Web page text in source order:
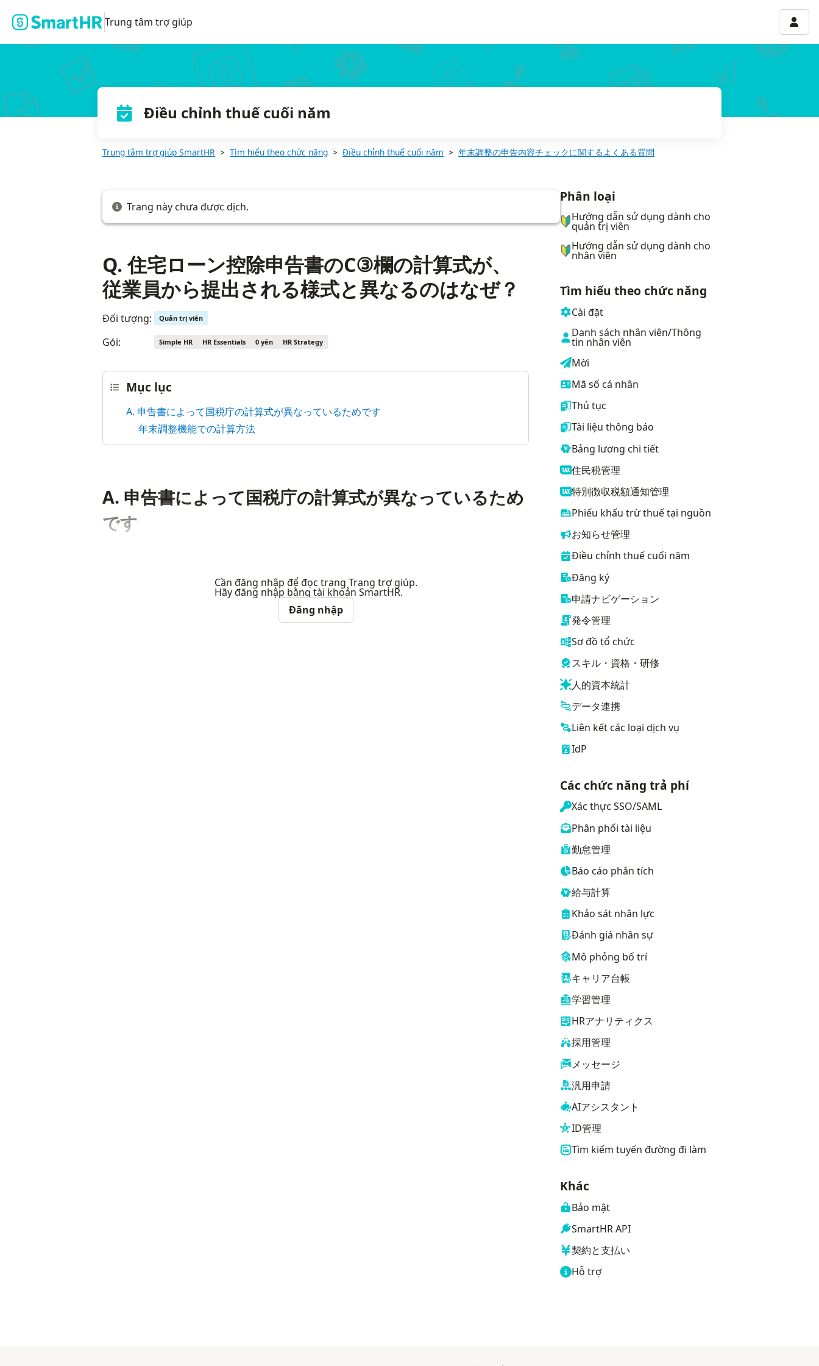
Trung tâm trợ giúp
Điều chỉnh thuế cuối năm
Trung tâm trợ giúp SmartHR Tìm hiểu theo chức năng Điều chỉnh thuế cuối năm 年末調整の申告内容チェックに関するよくある質問
Trang này chưa được dịch.
Q. 住宅ローン控除申告書のC③欄の計算式が、
従業員から提出される様式と異なるのはなぜ？
Đối tượng: Quản trị viên
Gói: Simple HR HR Essentials 0 yên HR Strategy
Mục lục
A. 申告書によって国税庁の計算式が異なっているためです
年末調整機能での計算方法
A. 申告書によって国税庁の計算式が異なっているため
です
Cần đăng nhập để đọc trang Trang trợ giúp.
Hãy đăng nhập bằng tài khoản SmartHR.
Đăng nhập
ナビゲーションメニュー
Phân loại
Hướng dẫn sử dụng dành cho
quản trị viên
Hướng dẫn sử dụng dành cho
nhân viên
Tìm hiểu theo chức năng
Cài đặt
Danh sách nhân viên/Thông
tin nhân viên
Mời
Mã số cá nhân
Thủ tục
Tài liệu thông báo
Bảng lương chi tiết
住民税管理
特別徴収税額通知管理
Phiếu khấu trừ thuế tại nguồn
お知らせ管理
Điều chỉnh thuế cuối năm
Đăng ký
申請ナビゲーション
発令管理
Sơ đồ tổ chức
スキル・資格・研修
人的資本統計
データ連携
Liên kết các loại dịch vụ
IdP
Các chức năng trả phí
Xác thực SSO/SAML
Phân phối tài liệu
勤怠管理
Báo cáo phân tích
給与計算
Khảo sát nhân lực
Đánh giá nhân sự
Mô phỏng bố trí
キャリア台帳
学習管理
HRアナリティクス
採用管理
メッセージ
汎用申請
AIアシスタント
ID管理
Tìm kiếm tuyến đường đi làm
Khác
Bảo mật
SmartHR API
契約と支払い
Hỗ trợ